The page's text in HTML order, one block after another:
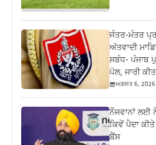
ਜੰਤਰ-ਮੰਤਰ
ਅੱਤਵਾਦੀ
ਸਬੰਧ- ਪੰਜਾਬ
ਪੋਲ, ਜਾਰੀ
ਅਗਸਤ 6, 2026
ਨੌਜਵਾਨਾਂ
ਕਿਵੇਂ ਪੈਦਾ
ਬੈਂਸ